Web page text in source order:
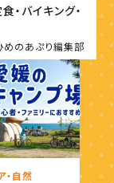
バイキング・
めのあぷり編集部
・自然